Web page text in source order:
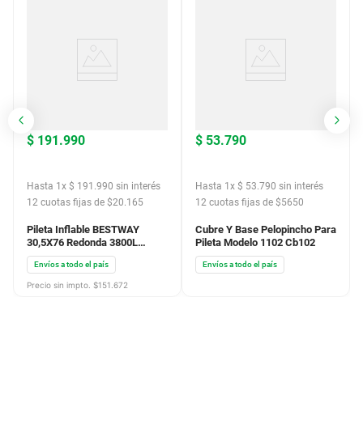
$ 191.990
Hasta 1 x $ 191 .990 sin interés
12 cuotas fijas de $20.165
Pileta Inflable BESTWAY
30,5X76 Redonda 3800L
Bomba Base Barre Fondo
Envíos a todo el país
Precio sin impto. $151.672
$ 53.790
Hasta 1 x $ 53.790 sin interés
12 cuotas fijas de $5650
Cubre Y Base Pelopincho Para
Pileta Modelo 1102 Cb102
Envíos a todo el país